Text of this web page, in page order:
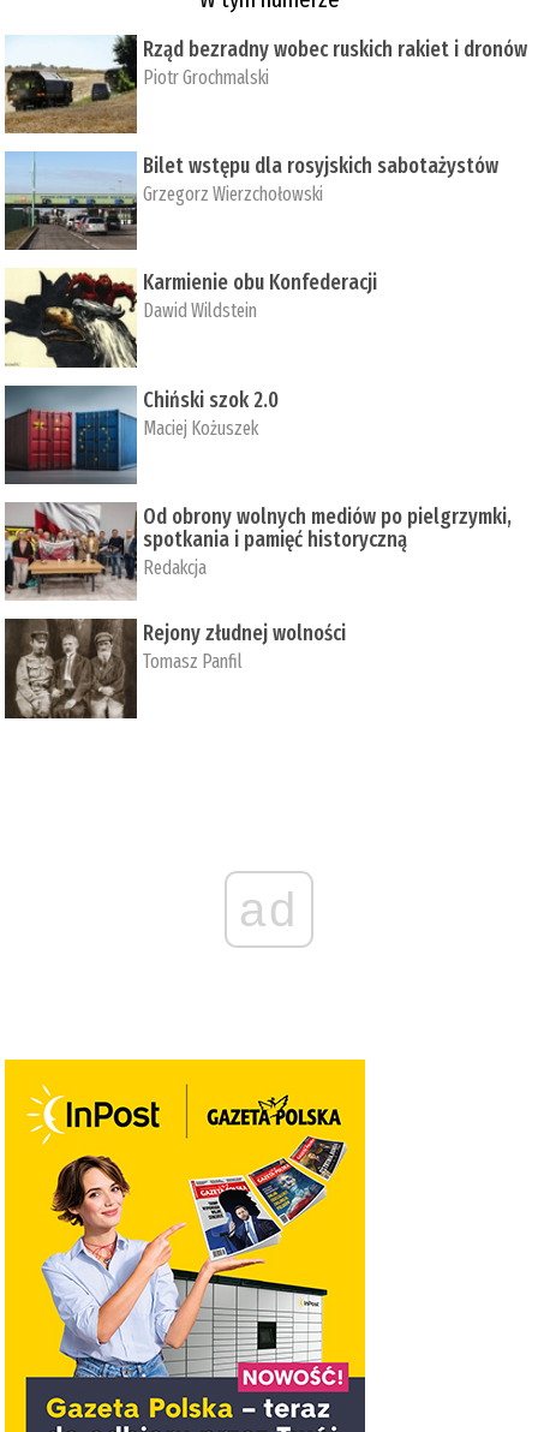
Rząd bezradny wobec ruskich rakiet i dronów
Piotr Grochmalski
Bilet wstępu dla rosyjskich sabotażystów
Grzegorz Wierzchołowski
Karmienie obu Konfederacji
Dawid Wildstein
Chiński szok 2.0
Maciej Kożuszek
Od obrony wolnych mediów po pielgrzymki,
spotkania i pamięć historyczną
Redakcja
Rejony złudnej wolności
Tomasz Panfil
ad